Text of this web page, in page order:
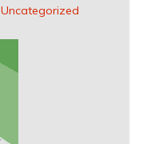
Uncategorized